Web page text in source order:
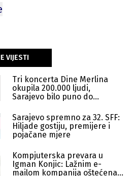
VIJESTI
Tri koncerta Dine Merlina
okupila 200.000 ljudi,
Sarajevo bilo puno do
Sarajevo spremno za 32. SFF:
Hiljade gostiju, premijere i
pojačane mjere
Kompjuterska prevara u
Igman Konjic: Lažnim e-
mailom kompanija oštećena